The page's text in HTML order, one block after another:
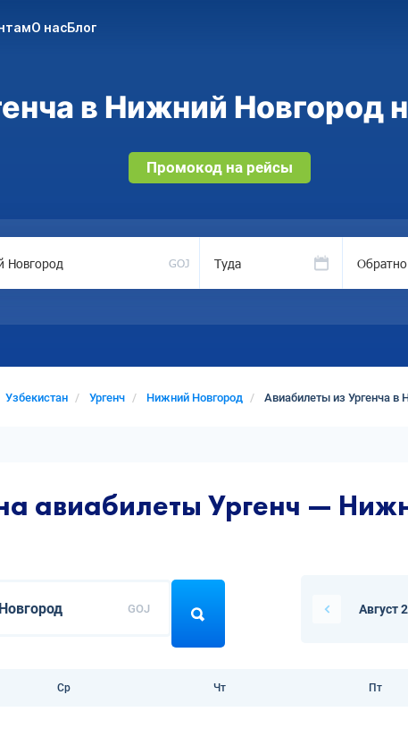
О насБлог
в Нижний Новгород
Промокод на рейсы
GOJ Туда Обратно
Узбекистан Ургенч Нижний Новгород Авиабилеты из Ургенча в
авиабилеты Ургенч —
GOJ Август
Ср Чт Пт